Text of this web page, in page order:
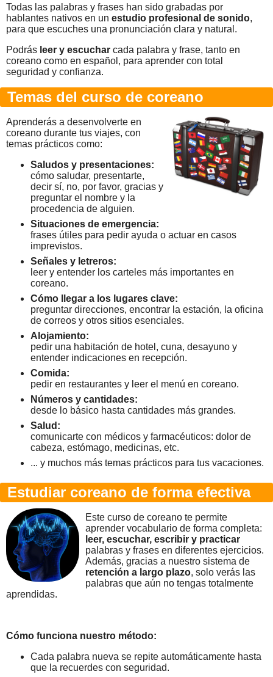
Todas las palabras y frases han sido grabadas por
hablantes nativos en un estudio profesional de sonido,
para que escuches una pronunciación clara y natural.
Podrás leer y escuchar cada palabra y frase, tanto en
coreano como en español, para aprender con total
seguridad y confianza.
Temas del curso de coreano
Aprenderás a desenvolverte en
coreano durante tus viajes, con
temas prácticos como:
Saludos y presentaciones:
cómo saludar, presentarte,
decir sí, no, por favor, gracias y
preguntar el nombre y la
procedencia de alguien.
Situaciones de emergencia:
frases útiles para pedir ayuda o actuar en casos
imprevistos.
Señales y letreros:
leer y entender los carteles más importantes en
coreano.
Cómo llegar a los lugares clave:
preguntar direcciones, encontrar la estación, la oficina
de correos y otros sitios esenciales.
Alojamiento:
pedir una habitación de hotel, cuna, desayuno y
entender indicaciones en recepción.
Comida:
pedir en restaurantes y leer el menú en coreano.
Números y cantidades:
desde lo básico hasta cantidades más grandes.
Salud:
comunicarte con médicos y farmacéuticos: dolor de
cabeza, estómago, medicinas, etc.
... y muchos más temas prácticos para tus vacaciones.
Estudiar coreano de forma efectiva
Este curso de coreano te permite
aprender vocabulario de forma completa:
leer, escuchar, escribir y practicar
palabras y frases en diferentes ejercicios.
Además, gracias a nuestro sistema de
retención a largo plazo, solo verás las
palabras que aún no tengas totalmente
aprendidas.
Cómo funciona nuestro método:
Cada palabra nueva se repite automáticamente hasta
que la recuerdes con seguridad.